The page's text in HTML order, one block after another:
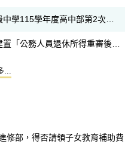
度高中部第2次代理教師甄選(第3招)錄取榜單
休所得重審後實發金額試算器」一案，請查照辦理。
...
修部，得否請領子女教育補助費